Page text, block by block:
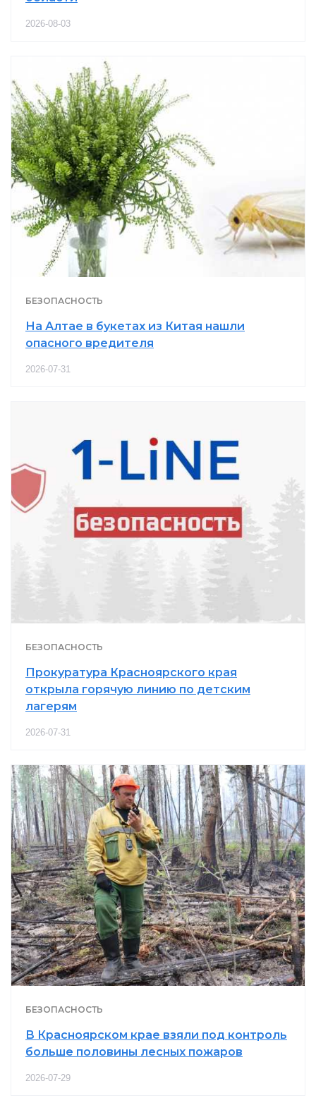
2026-08-03
БЕЗОПАСНОСТЬ
На Алтае в букетах из Китая нашли
опасного вредителя
2026-07-31
БЕЗОПАСНОСТЬ
Прокуратура Красноярского края
открыла горячую линию по детским
лагерям
2026-07-31
БЕЗОПАСНОСТЬ
В Красноярском крае взяли под контроль
больше половины лесных пожаров
2026-07-29